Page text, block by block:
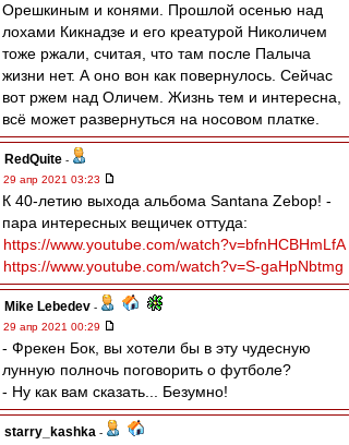
Орешкиным и конями. Прошлой осенью над
лохами Кикнадзе и его креатурой Николичем
тоже ржали, считая, что там после Палыча
жизни нет. А оно вон как повернулось. Сейчас
вот ржем над Оличем. Жизнь тем и интересна,
всё может развернуться на носовом платке.
RedQuite -
29 апр 2021 03:23
К 40-летию выхода альбома Santana Zebop! -
пара интересных вещичек оттуда:
https://www.youtube.com/watch?v=bfnHCBHmLfA
https://www.youtube.com/watch?v=S-gaHpNbtmg
Mike Lebedev -
29 апр 2021 00:29
- Фрекен Бок, вы хотели бы в эту чудесную
лунную полночь поговорить о футболе?
- Ну как вам сказать... Безумно!
starry_kashka -